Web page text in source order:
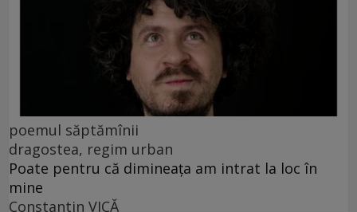
poemul săptămînii
dragostea, regim urban
Poate pentru că dimineața am intrat la loc în
mine
Constantin VICĂ